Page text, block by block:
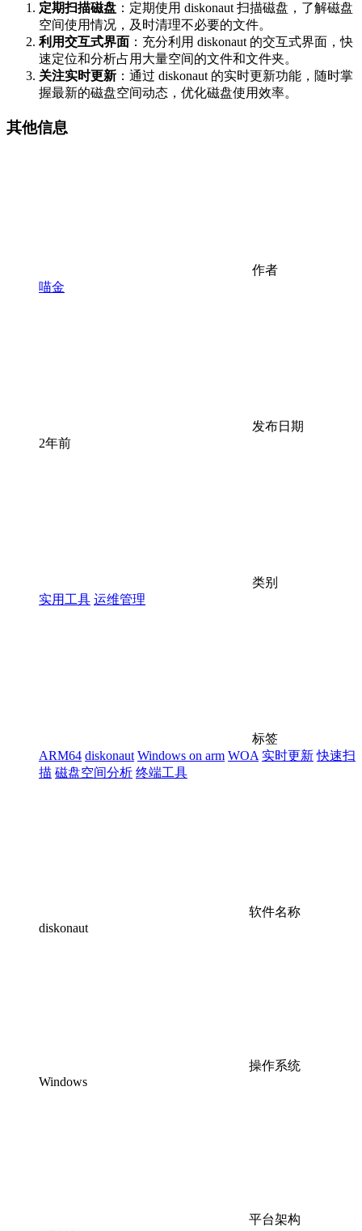
定期扫描磁盘 ：定期使用 diskonaut 扫描磁盘，了解磁盘
空间使用情况，及时清理不必要的文件。
利用交互式界面 ：充分利用 diskonaut 的交互式界面，快
速定位和分析占用大量空间的文件和文件夹。
关注实时更新 ：通过 diskonaut 的实时更新功能，随时掌
握最新的磁盘空间动态，优化磁盘使用效率。
其他信息
作者
喵金
发布日期
2年前
类别
实用工具 运维管理
标签
ARM64 diskonaut Windows on arm WOA 实时更新 快速扫
描 磁盘空间分析 终端工具
软件名称
diskonaut
操作系统
Windows
平台架构